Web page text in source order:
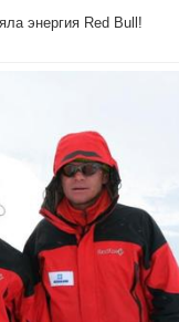
энергия Red Bull!